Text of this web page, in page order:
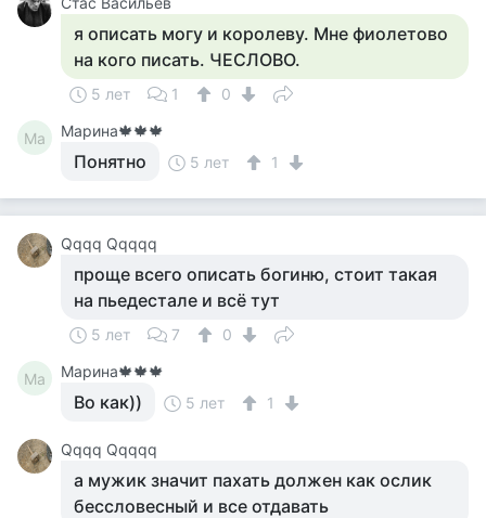
я описать могу и королеву. Мне фиолетово
на кого писать. ЧЕСЛОВО.
5 лет 1 0
Ма Марина🍁🍁🍁
Понятно 5 лет 1
Qqqq Qqqqq
проще всего описать богиню, стоит такая
на пьедестале и всё тут
5 лет 7 0
Ма Марина🍁🍁🍁
Во как)) 5 лет 1
Qqqq Qqqqq
а мужик значит пахать должен как ослик
бессловесный и все отдавать